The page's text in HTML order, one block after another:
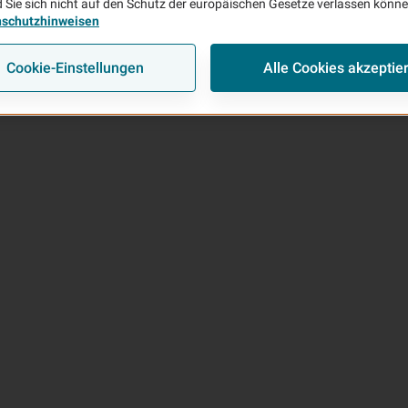
Sie sich nicht auf den Schutz der europäischen Gesetze verlassen
Cookie-Einstellungen Alle Cookies